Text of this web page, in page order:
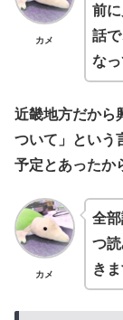
カメ
前
話
なっ
近畿地方だから
ついて」という
予定とあったか
カメ
全
つ
きま